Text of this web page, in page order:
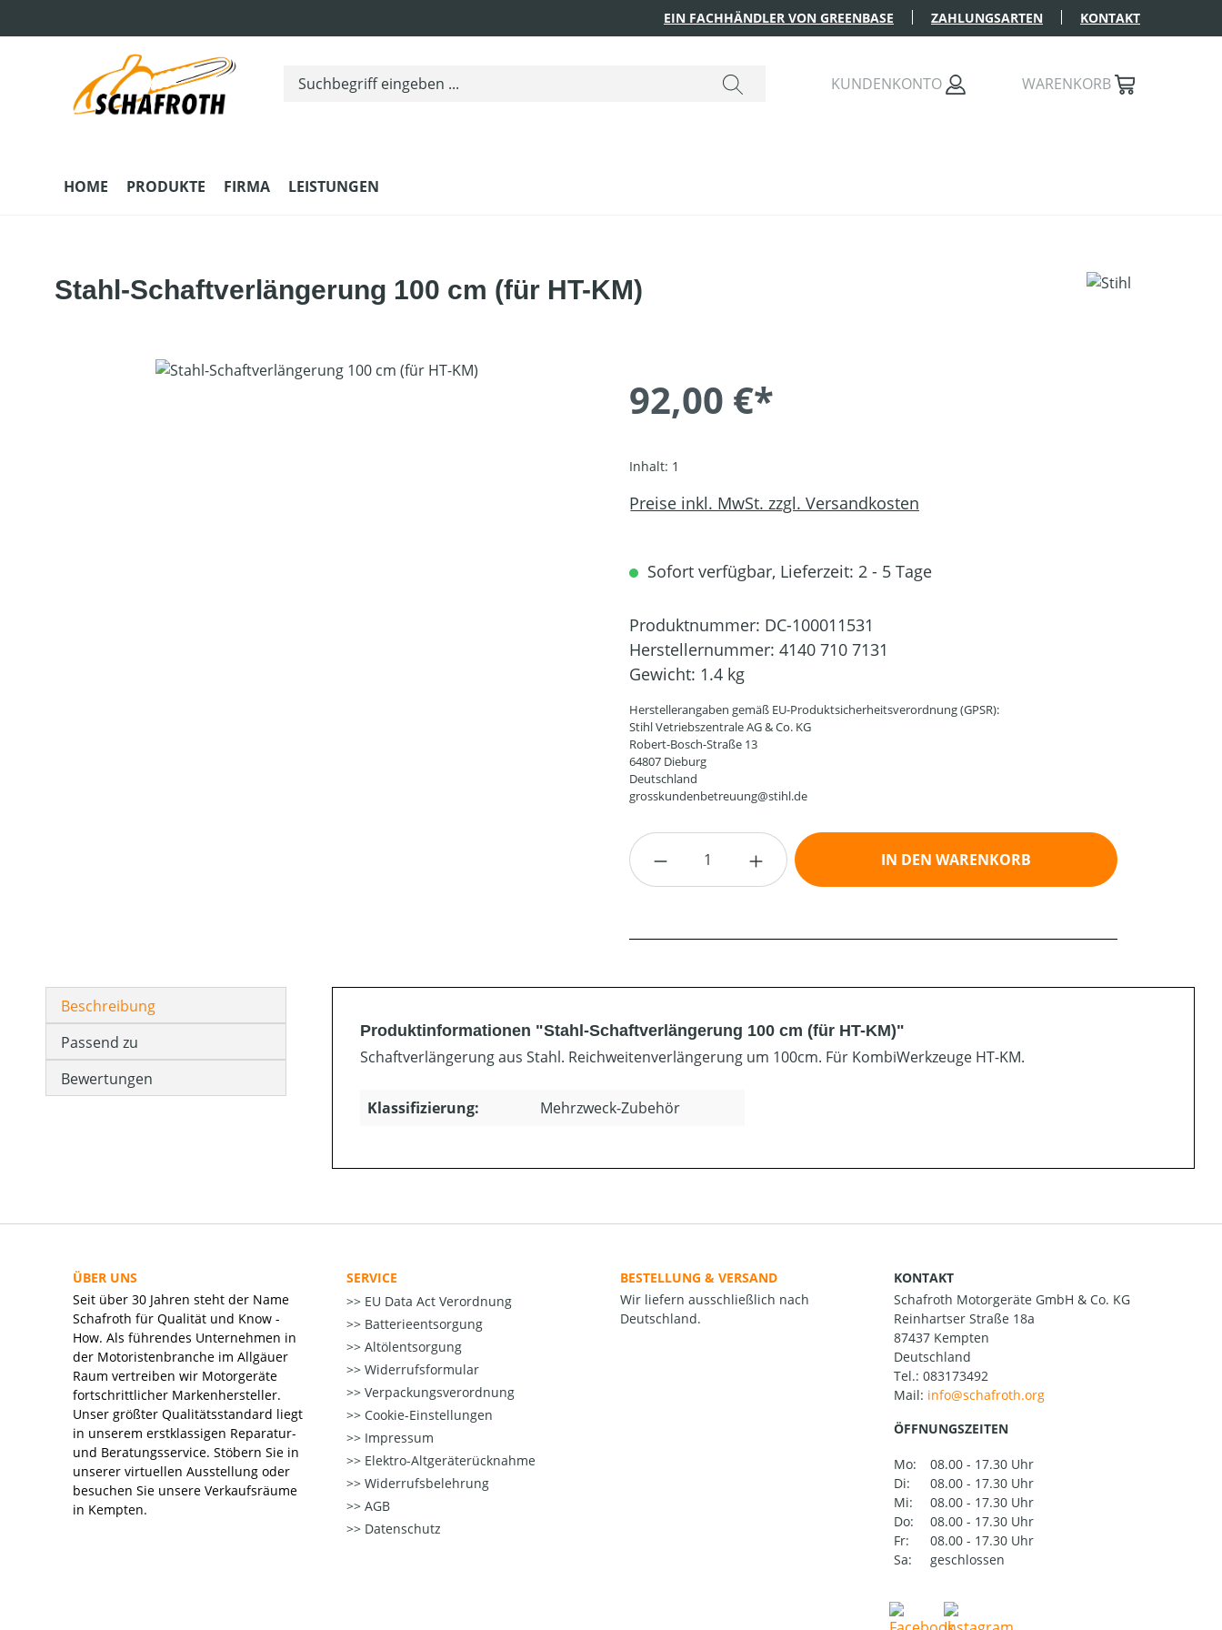
EIN FACHHÄNDLER VON GREENBASE ZAHLUNGSARTEN KONTAKT
KUNDENKONTO WARENKORB
HOME PRODUKTE FIRMA LEISTUNGEN
Stahl-Schaftverlängerung 100 cm (für HT-KM)
Bildergalerie überspringen
92,00 €*
Inhalt: 1
Preise inkl. MwSt. zzgl. Versandkosten
Sofort verfügbar, Lieferzeit: 2 - 5 Tage
Produktnummer: DC-100011531
Herstellernummer: 4140 710 7131
Gewicht: 1.4 kg
Herstellerangaben gemäß EU-Produktsicherheitsverordnung (GPSR):
Stihl Vetriebszentrale AG & Co. KG
Robert-Bosch-Straße 13
64807 Dieburg
Deutschland
grosskundenbetreuung@stihl.de
Produkt Anzahl: Gib den gewünschten Wert ein oder
IN DEN WARENKORB
Beschreibung
Passend zu
Bewertungen
Produktinformationen "Stahl-Schaftverlängerung 100 cm (für HT-KM)"
Schaftverlängerung aus Stahl. Reichweitenverlängerung um 100cm. Für KombiWerkzeuge HT-KM.
Klassifizierung: Mehrzweck-Zubehör
ÜBER UNS
Seit über 30 Jahren steht der Name
Schafroth für Qualität und Know -
How. Als führendes Unternehmen in
der Motoristenbranche im Allgäuer
Raum vertreiben wir Motorgeräte
fortschrittlicher Markenhersteller.
Unser größter Qualitätsstandard liegt
in unserem erstklassigen Reparatur-
und Beratungsservice. Stöbern Sie in
unserer virtuellen Ausstellung oder
besuchen Sie unsere Verkaufsräume
in Kempten.
SERVICE
EU Data Act Verordnung
Batterieentsorgung
Altölentsorgung
Widerrufsformular
Verpackungsverordnung
Cookie-Einstellungen
Impressum
Elektro-Altgeräterücknahme
Widerrufsbelehrung
AGB
Datenschutz
BESTELLUNG & VERSAND
Wir liefern ausschließlich nach
Deutschland.
KONTAKT
Schafroth Motorgeräte GmbH & Co. KG
Reinhartser Straße 18a
87437 Kempten
Deutschland
Tel.: 083173492
Mail:
ÖFFNUNGSZEITEN
Mo:
08.00 - 17.30 Uhr
Di:
08.00 - 17.30 Uhr
Mi:
08.00 - 17.30 Uhr
Do:
08.00 - 17.30 Uhr
Fr:
08.00 - 17.30 Uhr
Sa:
geschlossen